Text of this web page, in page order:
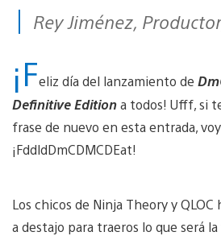
Rey Jiménez,
¡Feliz día del lanzamiento de
Definitive Editiona todos! Ufff, si
frase de nuevo en esta entrada,
¡FddldDmCDMCDEat!
Los chicos de Ninja Theory y
a destajo para traeros lo que será